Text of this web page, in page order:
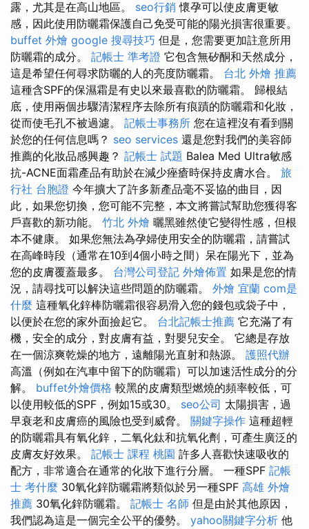
露，尤其是在高山地區。 seo行銷 懷孕可以使皮膚更敏
感，因此使用防曬霜保護自己免受可能的陽光損害很重要。
buffet 外燴 google 搜尋技巧 但是，您需要更加註意所用
防曬霜的成分。 記帳士 準考證 它包含無矽酮和天然成分，
這是希望任何尋求防曬的人的亮度防曬霜。 台北 外燴 推薦
這種含SPF的保濕霜是有史以來最喜歡的防曬霜。 歸根結
底，使用兩個步驟清潔程序去除所有痕蹟的防曬霜和化妝，
從而使毛孔不被過濾。 記帳士事務所 您在這裡沒有看到關
於您的任何信息嗎？ seo services 還是您對我們的美容師
推薦的化妝品感興趣？ 記帳士 試題 Balea Med Ultra敏感
抗-ACNE面霜產品有助於在減少痤瘡時保持皮膚水合。 旅
行社 台胞證 今年擴大了許多新產品毫不妥協的曲目，因
此，如果您切換，您可能不完整，本文將嘗試幫助您獲得客
戶喜歡的新功能。 竹北 外燴 曬黑雖然使它變得性感，但根
本不健康。 如果您無法為孕婦使用安全的防曬霜，請嘗試
在高峰時段（通常在10到4個小時之間）呆在陽光下，並為
您的皮膚覆蓋最多。 台灣公司登記 外燴佈置 如果是您的情
況，請尋找可以解決這些問題的防曬霜。 外燴 宜蘭 com是
什麼 這種氧化鋅棒防曬霜很容易滑入您的錢包或袋子中，
以便於在您的家外面撿起它。 台北記帳士推薦 它充滿了有
機，安全的成分，對皮膚有益，對嬰兒安全。 它總是存放
在一個涼爽乾燥的地方，遠離陽光直射和熱源。 護照代辦
高溫（例如在汽車中留下的防曬霜）可以加速活性成分的分
解。 buffet外燴價格 較黑的皮膚類型燃燒的頻率較低，可
以使用較低的SPF，例如15或30。 seo公司 太陽損害，過
早衰老和皮膚癌的風險也受到威脅。 關鍵字操作 這種超輕
的防曬霜具有氧化鋅，二氧化鈦和抗氧化劑，可產生廣泛的
皮膚友好效果。 記帳士 課程 桃園 許多人喜歡快速吸收的
配方，非常適合在通常的化妝下進行分層。 一種SPF 記帳
士 考什麼 30氧化鋅防曬霜將類似於另一種SPF 高雄 外燴
推薦 30氧化鋅防曬霜。 記帳士 名師 但是由於其他原因，
我們認為這是一個完全公平的優勢。 yahoo關鍵字分析 他